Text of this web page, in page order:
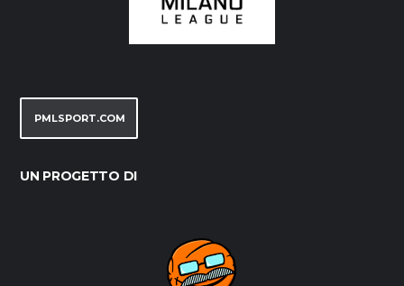
PMLSPORT.COM
UN PROGETTO DI